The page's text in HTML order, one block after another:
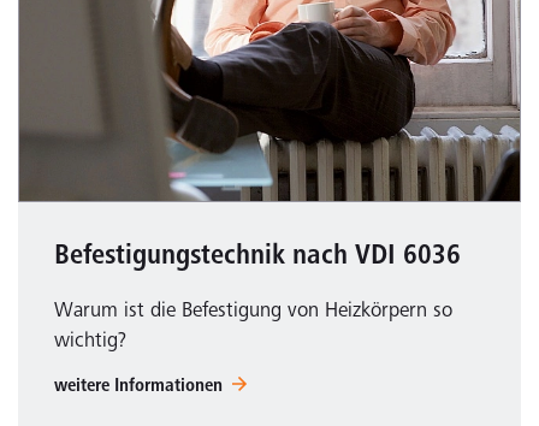
Befestigungstechnik nach VDI 6036
Warum ist die Befestigung von Heizkörpern so
wichtig?
weitere Informationen